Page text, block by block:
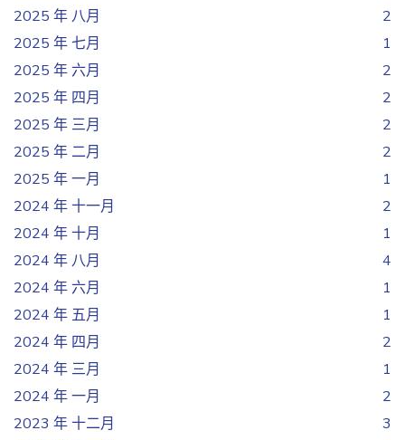
2025 年 八月
2
2025 年 七月
1
2025 年 六月
2
2025 年 四月
2
2025 年 三月
2
2025 年 二月
2
2025 年 一月
1
2024 年 十一月
2
2024 年 十月
1
2024 年 八月
4
2024 年 六月
1
2024 年 五月
1
2024 年 四月
2
2024 年 三月
1
2024 年 一月
2
2023 年 十二月
3